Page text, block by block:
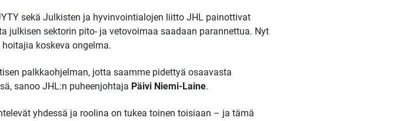
sekä Julkisten ja hyvinvointialojen liitto JHL painottivat
julkisen sektorin pito- ja vetovoimaa saadaan parannettua. Nyt
koskeva ongelma.
palkkaohjelman, jotta saamme pidettyä osaavasta
sanoo JHL:n puheenjohtaja Päivi Niemi-Laine.
yhdessä ja roolina on tukea toinen toisiaan – ja tämä